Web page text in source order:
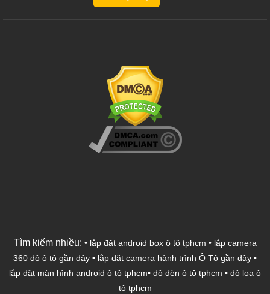
Tìm kiếm nhiều: • lắp đặt android box ô tô tphcm • lắp camera
360 độ ô tô gần đây • lắp đặt camera hành trình Ô Tô gần đây •
lắp đặt màn hình android ô tô tphcm• độ đèn ô tô tphcm • độ loa ô
tô tphcm